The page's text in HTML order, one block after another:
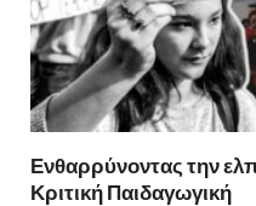
Ενθαρρύνοντας την
Κριτική Παιδαγωγική